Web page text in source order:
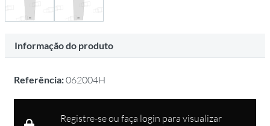
Informação do produto
Referência:062004H
Registre-se ou faça login para visualizar